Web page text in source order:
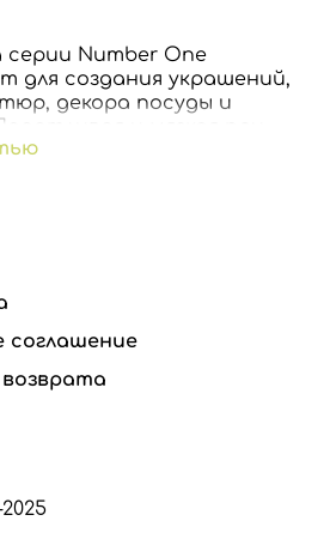
серии Number One
для создания украшений,
декора посуды и
и мягкая при
смешивать между собой
становится прочной и
10-30 мин. при
запекать изделия в
соглашение